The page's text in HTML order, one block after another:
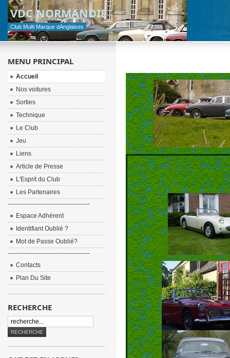
VDC NORMANDIE
Club Multi Marque dAnglaises
MENU PRINCIPAL
Accueil
Nos voitures
Sorties
Technique
Le Club
Jeu
Liens
Article de Presse
L'Esprit du Club
Les Partenaires
----------------------------------------
Espace Adhérent
Identifiant Oublié ?
Mot de Passe Oublié?
----------------------------------------
Contacts
Plan Du Site
RECHERCHE